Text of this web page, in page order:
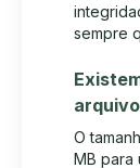
sempre
O
MB para